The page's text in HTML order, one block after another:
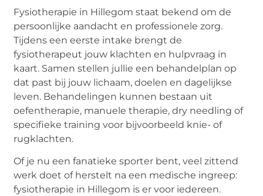
Fysiotherapie in Hillegom staat bekend om de
persoonlijke aandacht en professionele zorg.
Tijdens een eerste intake brengt de
fysiotherapeut jouw klachten en hulpvraag in
kaart. Samen stellen jullie een behandelplan op
dat past bij jouw lichaam, doelen en dagelijkse
leven. Behandelingen kunnen bestaan uit
oefentherapie, manuele therapie, dry needling of
specifieke training voor bijvoorbeeld knie- of
rugklachten.
Of je nu een fanatieke sporter bent, veel zittend
werk doet of herstelt na een medische ingreep:
fysiotherapie in Hillegom is er voor iedereen.